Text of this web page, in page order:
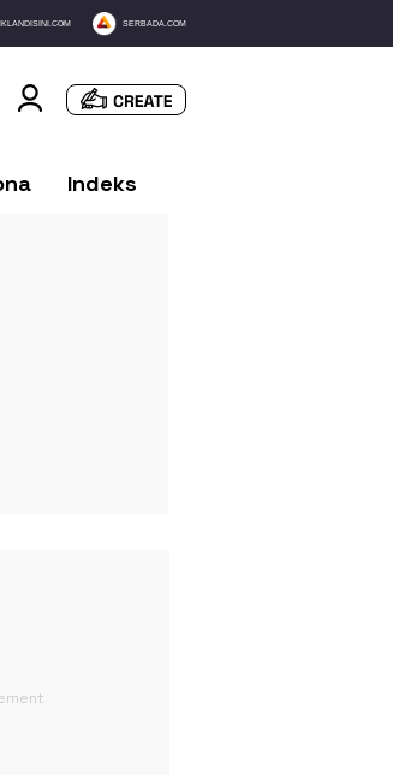
IKLANDISINI.COM SERBADA.COM
Indeks